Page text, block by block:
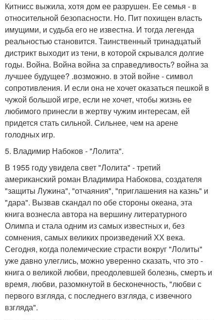
Китнисс выжила, хотя дом ее разрушен. Ее семья - в
относительной безопасности. Но. Пит похищен власть
имущими, и судьба его не известна. И тогда легенда
реальностью становится. Таинственный тринадцатый
дистрикт выходит из тени, в которой скрывался долгие
годы. Война. Война война за справедливость? война за
лучшее будущее? .возможно. в этой войне - символ
сопротивления. И если она не хочет оказаться пешкой в
чужой большой игре, если не хочет, чтобы жизнь ее
любимого принесли в жертву чужим интересам, ей
придется стать сильной. Сильнее, чем на арене
голодных игр.
5. Владимир Набоков - "Лолита".
В 1955 году увидела свет "Лолита" - третий
американский роман Владимира Набокова, создателя
"защиты Лужина", "отчаяния", "приглашения на казнь" и
"дара". Вызвав скандал по обе стороны океана, эта
книга вознесла автора на вершину литературного
Олимпа и стала одним из самых известных и, без
сомнения, самых великих произведений ХХ века.
Сегодня, когда полемические страсти вокруг "Лолиты"
уже давно улеглись, можно уверенно сказать, что это -
книга о великой любви, преодолевшей болезнь, смерть и
время, любви, разомкнутой в бесконечность, "любви с
первого взгляда, с последнего взгляда, с извечного
взгляда".